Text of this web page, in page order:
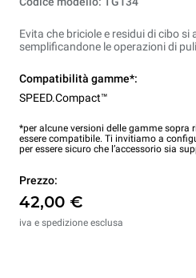
Evita che briciole e residui di cibo
semplificandone le operazioni di
Compatibilità gamme*:
SPEED.Compact™
*per alcune versioni delle gamme sopra
essere compatibile. Ti invitiamo a
per essere sicuro che l’accessorio sia
Prezzo:
42,00 €
iva e spedizione esclusa